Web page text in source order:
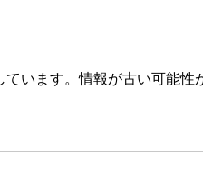
います。情報が古い可能性